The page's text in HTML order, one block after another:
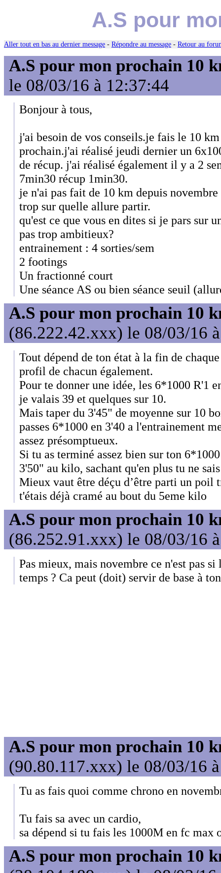
A.S pour
Aller tout en bas au dernier message - Répondre au message - Retour au
A.S pour mon prochain 10
le 08/03/16 à 12:37:44
Bonjour à tous,
j'ai besoin de vos conseils.je fais le 10
prochain.j'ai réalisé jeudi dernier un
de récup. j'ai réalisé également il y a 2
7min30 récup 1min30.
je n'ai pas fait de 10 km depuis
trop sur quelle allure partir.
qu'est ce que vous en dites si je pars sur
pas trop ambitieux?
entrainement : 4 sorties/sem
2 footings
Un fractionné court
Une séance AS ou bien séance seuil
A.S pour mon prochain 10
(86.222.42.xxx) le 08/03/16
Tout dépend de ton état à la fin de
profil de chacun également.
Pour te donner une idée, les 6*1000 R'1
je valais 39 et quelques sur 10.
Mais taper du 3'45" de moyenne sur 10
passes 6*1000 en 3'40 a l'entrainement
assez présomptueux.
Si tu as terminé assez bien sur ton
3'50" au kilo, sachant qu'en plus tu ne
Mieux vaut être déçu d’être parti un poil
t'étais déjà cramé au bout du 5eme kilo
A.S pour mon prochain 10
(86.252.91.xxx) le 08/03/16
Pas mieux, mais novembre ce n'est pas
temps ? Ca peut (doit) servir de base à
A.S pour mon prochain 10
(90.80.117.xxx) le 08/03/16
Tu as fais quoi comme chrono en
Tu fais sa avec un cardio,
sa dépend si tu fais les 1000M en fc max
A.S pour mon prochain 10